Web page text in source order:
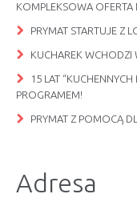
KOMPLEKSOWA OFERTA
PRYMAT STARTUJE Z
KUCHAREK WCHODZI
15 LAT
PROGRAMEM!
PRYMAT Z POMOCĄ
Adresa